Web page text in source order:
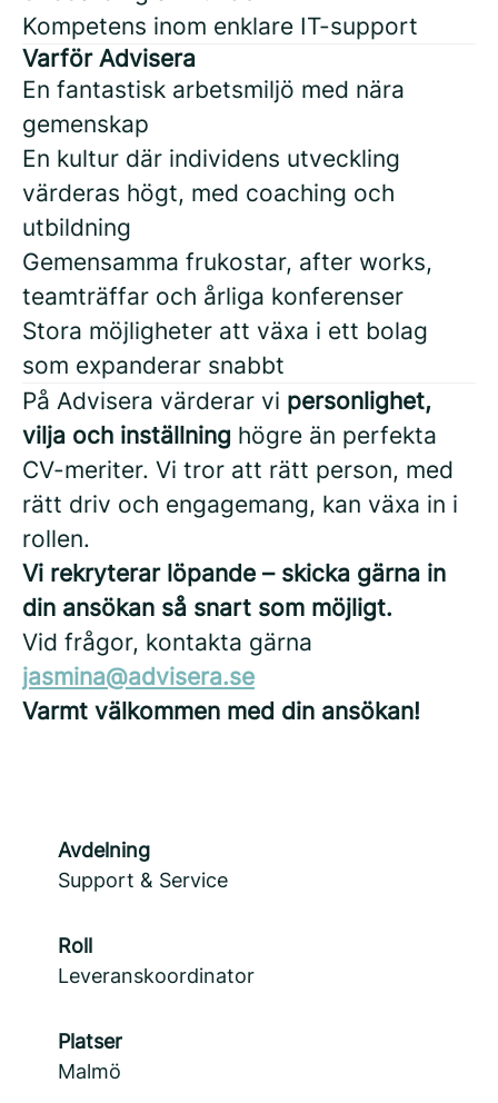
Kompetens inom enklare IT-support
Varför Advisera
En fantastisk arbetsmiljö med nära
gemenskap
En kultur där individens utveckling
värderas högt, med coaching och
utbildning
Gemensamma frukostar, after works,
teamträffar och årliga konferenser
Stora möjligheter att växa i ett bolag
som expanderar snabbt
På Advisera värderar vi personlighet,
vilja och inställning högre än perfekta
CV-meriter. Vi tror att rätt person, med
rätt driv och engagemang, kan växa in i
rollen.
Vi rekryterar löpande – skicka gärna in
din ansökan så snart som möjligt.
Vid frågor, kontakta gärna
jasmina@advisera.se
Varmt välkommen med din ansökan!
Avdelning
Support & Service
Roll
Leveranskoordinator
Platser
Malmö